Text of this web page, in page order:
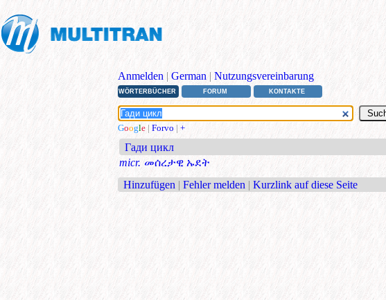
Anmelden | German | Nutzungsvereinbarung
WÖRTERBÜCHER FORUM KONTAKTE
Google | Forvo | +
Гади цикл
micr. መሰረታዊ ኡደት
Hinzufügen | Fehler melden | Kurzlink auf diese Seite